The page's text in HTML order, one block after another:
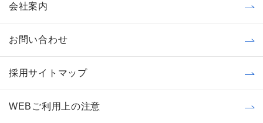
会社案内
お問い合わせ
採用サイトマップ
WEBご利用上の注意